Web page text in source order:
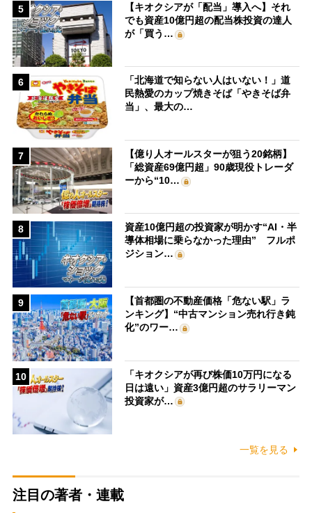
5
【キオクシアが「配当」導入へ】それ
でも資産10億円超の配当株投資の達人
が「買う…
6
「北海道で知らない人はいない！」道
民熱愛のカップ焼きそば「やきそば弁
当」、最大の…
7
【億り人オールスターが狙う20銘柄】
「総資産69億円超」90歳現役トレーダ
ーから“10…
8
資産10億円超の投資家が明かす“AI・半
導体相場に乗らなかった理由” フルポ
ジション…
9
【首都圏の不動産価格「危ない駅」ラ
ンキング】“中古マンション売れ行き鈍
化”のワー…
10
「キオクシアが再び株価10万円になる
日は遠い」資産3億円超のサラリーマン
投資家が…
一覧を見る
注目の著者・連載